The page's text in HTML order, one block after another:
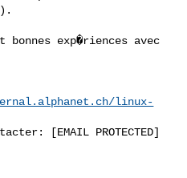
exp�riences avec
linux-